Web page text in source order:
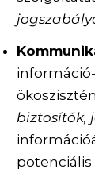
biztosítók,
potenciális